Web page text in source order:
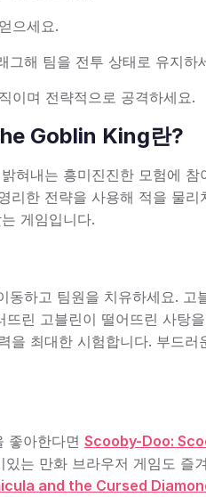
으세요.
그해 팀을 전투 상태로 유지하
이며 전략적으로 공격하세요.
Goblin King란?
혀내는 흥미진진한 모험에
리한 전략을 사용해 적을 물
게임입니다.
하고 팀원을 치유하세요.
린 고블린이 떨어뜨린 사탕
을 최대한 시험합니다. 부드
아한다면 Scooby-Doo:
있는 만화 브라우저 게임도 즐
and the Cursed